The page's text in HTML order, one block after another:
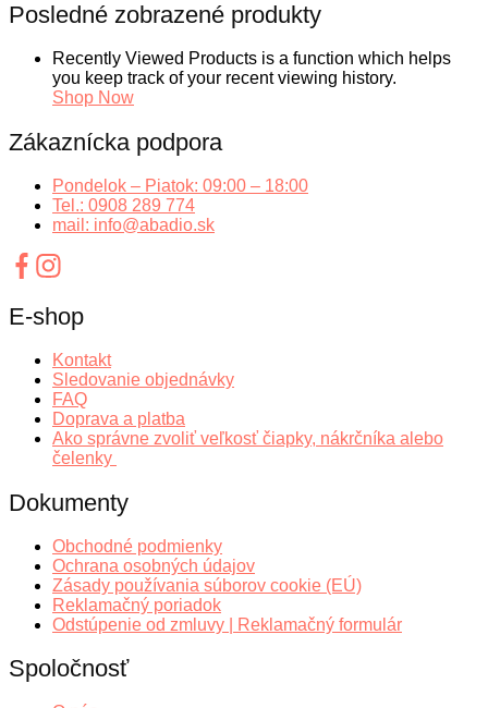
Posledné zobrazené produkty
Recently Viewed Products is a function which helps
you keep track of your recent viewing history.
Shop Now
Zákaznícka podpora
Pondelok – Piatok: 09:00 – 18:00
Tel.: 0908 289 774
mail: info@abadio.sk
E-shop
Kontakt
Sledovanie objednávky
FAQ
Doprava a platba
Ako správne zvoliť veľkosť čiapky, nákrčníka alebo
čelenky
Dokumenty
Obchodné podmienky
Ochrana osobných údajov
Zásady používania súborov cookie (EÚ)
Reklamačný poriadok
Odstúpenie od zmluvy | Reklamačný formulár
Spoločnosť